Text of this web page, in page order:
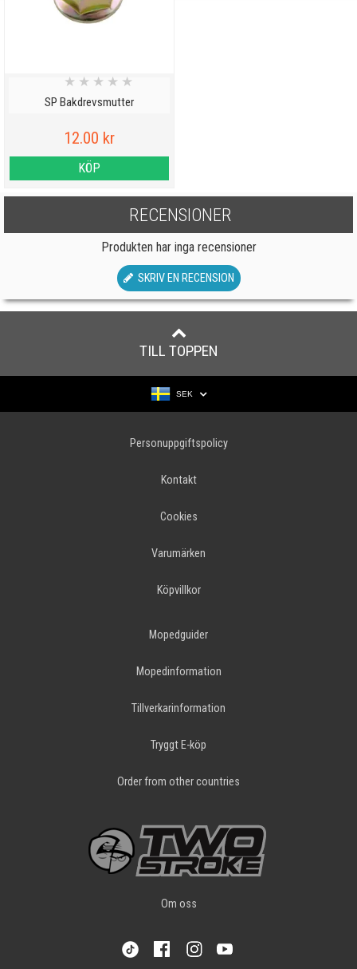
SP Bakdrevsmutter
★ ★ ★ ★ ★
12.00 kr
KÖP
RECENSIONER
Produkten har inga recensioner
SKRIV EN RECENSION
TILL TOPPEN
SEK
Personuppgiftspolicy
Kontakt
Cookies
Varumärken
Köpvillkor
Mopedguider
Mopedinformation
Tillverkarinformation
Tryggt E-köp
Order from other countries
Om oss